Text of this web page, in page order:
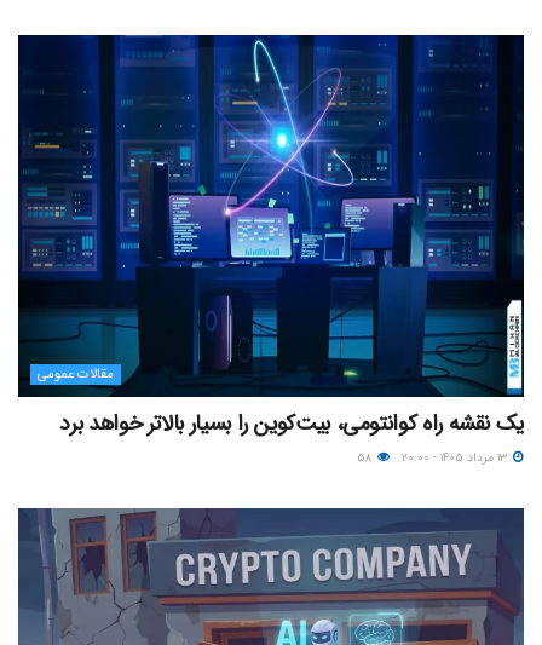
مقالات عمومی
یک نقشه راه کوانتومی، بیت‌کوین را بسیار بالاتر خواهد برد